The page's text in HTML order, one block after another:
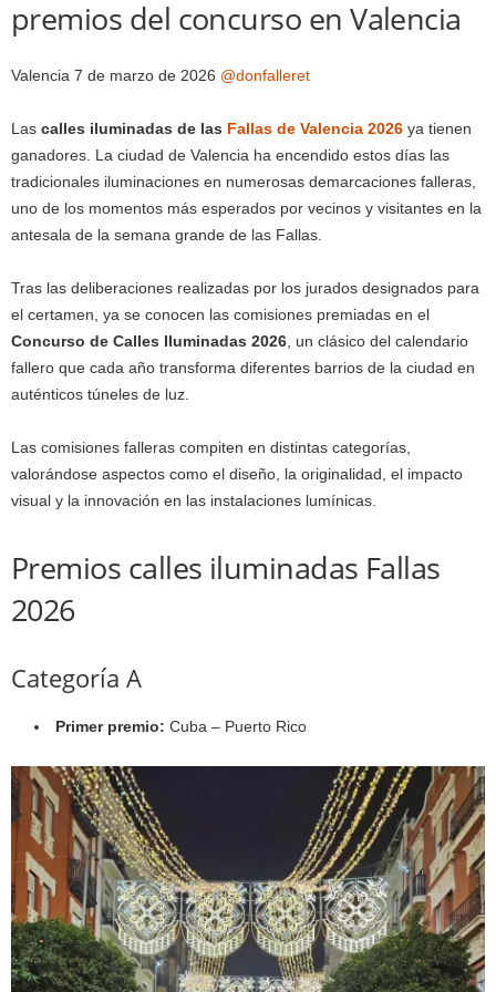
premios del concurso en Valencia
Valencia 7 de marzo de 2026 @donfalleret
Las calles iluminadas de las Fallas de Valencia 2026 ya tienen
ganadores. La ciudad de Valencia ha encendido estos días las
tradicionales iluminaciones en numerosas demarcaciones falleras,
uno de los momentos más esperados por vecinos y visitantes en la
antesala de la semana grande de las Fallas.
Tras las deliberaciones realizadas por los jurados designados para
el certamen, ya se conocen las comisiones premiadas en el
Concurso de Calles Iluminadas 2026, un clásico del calendario
fallero que cada año transforma diferentes barrios de la ciudad en
auténticos túneles de luz.
Las comisiones falleras compiten en distintas categorías,
valorándose aspectos como el diseño, la originalidad, el impacto
visual y la innovación en las instalaciones lumínicas.
Premios calles iluminadas Fallas
2026
Categoría A
Primer premio: Cuba – Puerto Rico